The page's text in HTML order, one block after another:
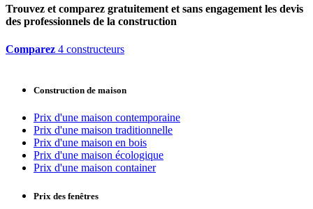
Trouvez et comparez gratuitement et sans engagement les devis
des professionnels de la construction
Comparez 4 constructeurs
Construction de maison
Prix d'une maison contemporaine
Prix d'une maison traditionnelle
Prix d'une maison en bois
Prix d'une maison écologique
Prix d'une maison container
Prix des fenêtres